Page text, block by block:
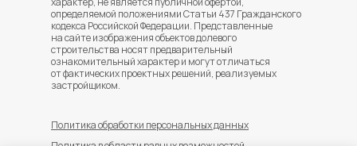
Политика обработки персональных данных
определяемой положениями Статьи 437 Гражданского
кодекса Российской Федерации. Представленные
на сайте изображения объектов долевого
строительства носят предварительный
ознакомительный характер и могут отличаться
от фактических проектных решений, реализуемых
застройщиком.